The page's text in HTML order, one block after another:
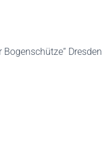
Dresden